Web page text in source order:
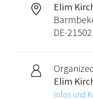
Elim
DE-
Elim
Infos und